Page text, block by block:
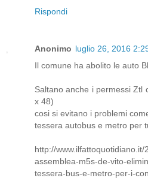
Rispondi
Anonimo luglio 26, 2016
Il comune ha abolito le auto
Saltano anche i permessi Ztl
x 48)
cosi si evitano i problemi
tessera autobus e metro per
http://
assemblea-m5s-de-vito-
tessera-bus-e-metro-per-i-